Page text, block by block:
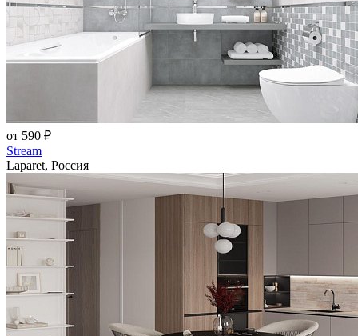
от 590 ₽
Stream
Laparet, Россия